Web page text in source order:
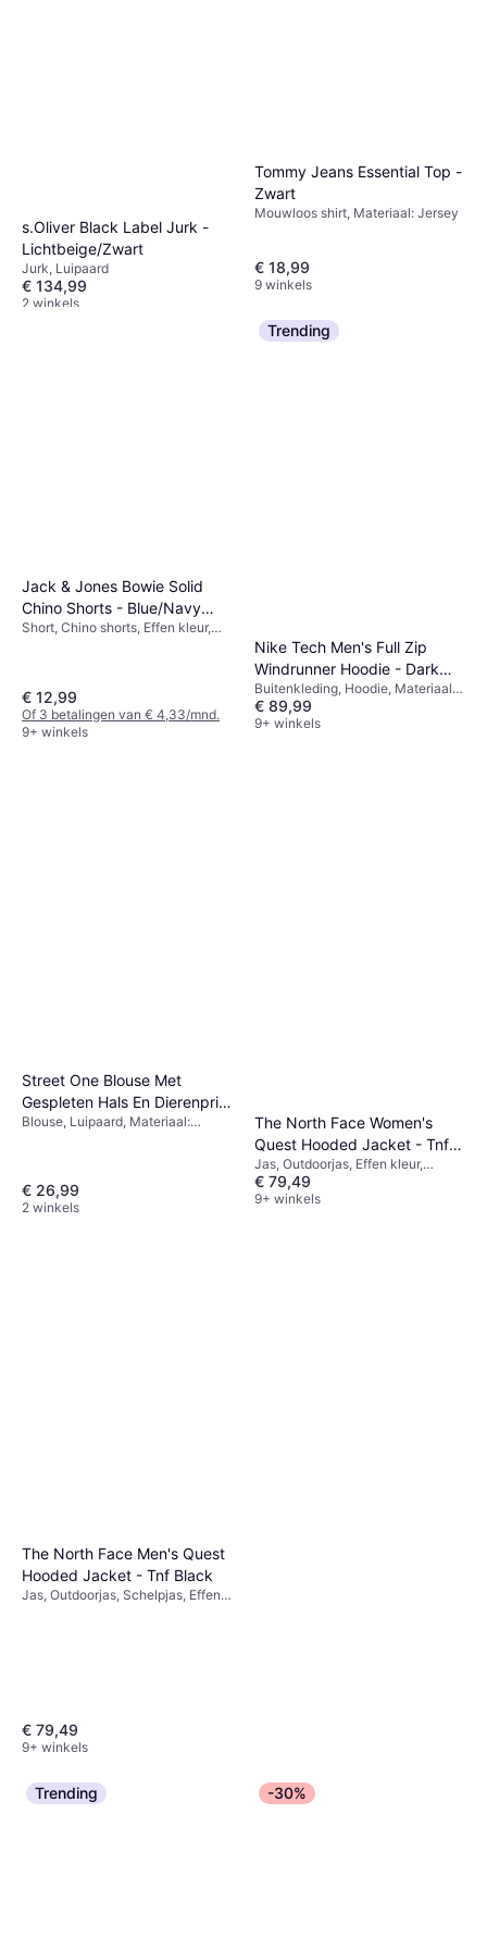
s.Oliver Black Label Jurk -
Lichtbeige/Zwart
Jurk, Luipaard
€ 134,99
2 winkels
Tommy Jeans Essential Top -
Zwart
Mouwloos shirt, Materiaal: Jersey
€ 18,99
9 winkels
Jack & Jones Bowie Solid
Chino Shorts - Blue/Navy
Blazer
Short, Chino shorts, Effen kleur,
€ 12,99
Of 3 betalingen van € 4,33/mnd.
9+ winkels
Trending
Nike Tech Men's Full Zip
Windrunner Hoodie - Dark
Grey Heather/Black
Buitenkleding, Hoodie, Materiaal:
Katoen, Fleece, Polyester,
Capuchon, Zakken
€ 89,99
9+ winkels
Street One Blouse Met
Gespleten Hals En Dierenprint
- Beige
Blouse, Luipaard, Materiaal:
€ 26,99
2 winkels
The North Face Women's
Quest Hooded Jacket - Tnf
Black/Foil Grey
Jas, Outdoorjas, Effen kleur,
Materiaal: Polyester, Zakken,
Capuchon, Ademend, Duurzaam,
€ 79,49
9+ winkels
The North Face Men's Quest
Hooded Jacket - Tnf Black
Jas, Outdoorjas, Schelpjas, Effen
€ 79,49
9+ winkels
Only Madison Blush Hw Wide
Trending -30%